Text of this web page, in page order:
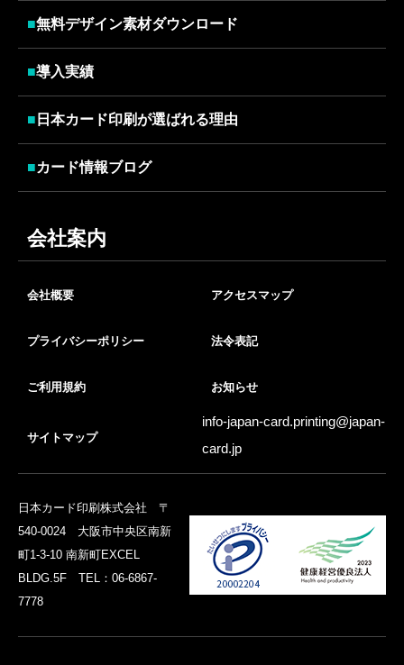
■無料デザイン素材ダウンロード
■導入実績
■ 日本カード印刷が選ばれる理由
■カード情報ブログ
会社案内
会社概要 アクセスマップ
プライバシーポリシー 法令表記
ご利用規約 お知らせ
サイトマップ
info-japan-card.printing@japan-
card.jp
日本カード印刷株式会社 〒
540-0024 大阪市中央区南新
町1-3-10 南新町EXCEL
BLDG.5F TEL：06-6867-
7778